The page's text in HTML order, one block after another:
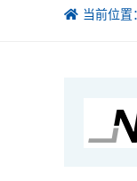
当前位置：